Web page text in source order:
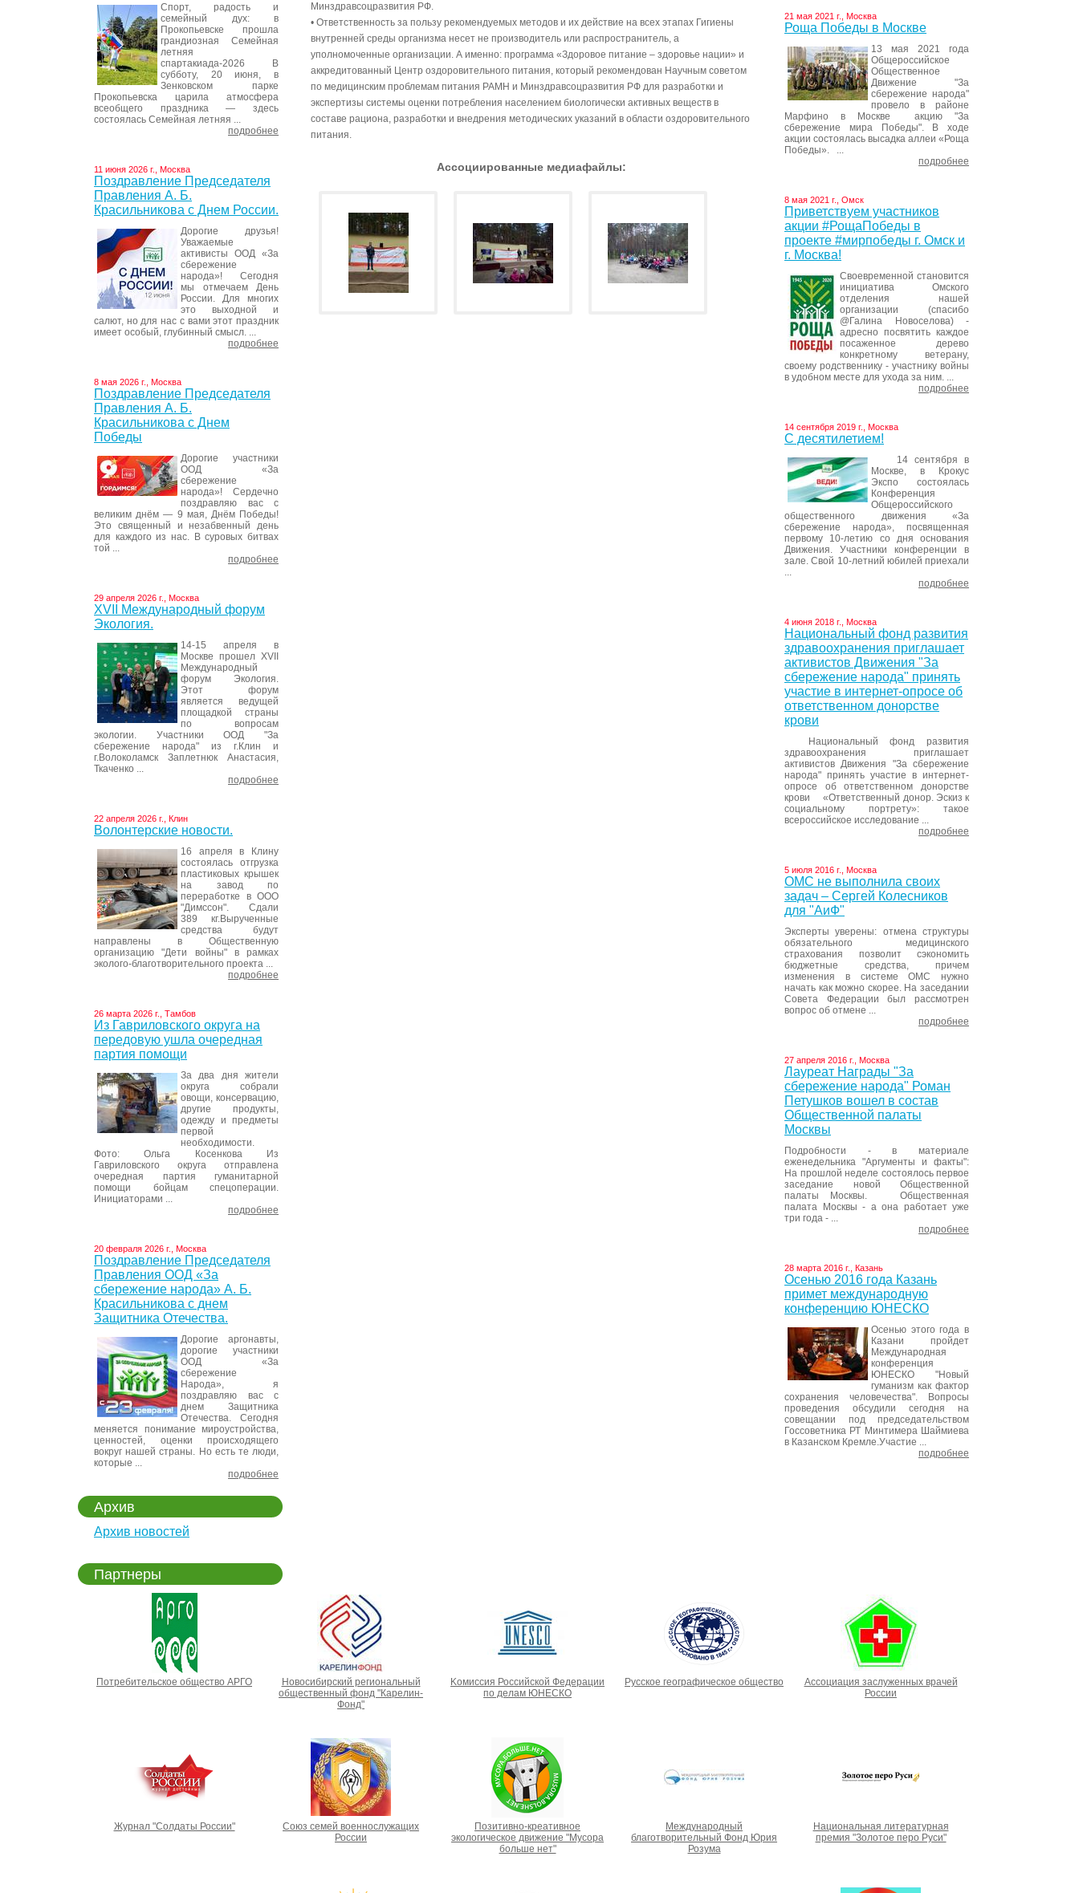
Спорт, радость и
семейный дух: в
Прокопьевске прошла
грандиозная Семейная
летняя
спартакиада-2026 В
субботу, 20 июня, в
Зенковском парке
Прокопьевска царила атмосфера
всеобщего праздника — здесь
состоялась Семейная летняя ...
подробнее
11 июня 2026 г., Москва
Поздравление Председателя
Правления А. Б.
Красильникова с Днем России.
Дорогие друзья!
Уважаемые
активисты ООД «За
сбережение
народа»! Сегодня
мы отмечаем День
России. Для многих
это выходной и
салют, но для нас с вами этот праздник
имеет особый, глубинный смысл. ...
подробнее
8 мая 2026 г., Москва
Поздравление Председателя
Правления А. Б.
Красильникова с Днем
Победы
Дорогие участники
ООД «За
сбережение
народа»! Сердечно
поздравляю вас с
великим днём — 9 мая, Днём Победы!
Это священный и незабвенный день
для каждого из нас. В суровых битвах
той ...
подробнее
29 апреля 2026 г., Москва
XVII Международный форум
Экология.
14-15 апреля в
Москве прошел XVII
Международный
форум Экология.
Этот форум
является ведущей
площадкой страны
по вопросам
экологии. Участники ООД "За
сбережение народа" из г.Клин и
г.Волоколамск Заплетнюк Анастасия,
Ткаченко ...
подробнее
22 апреля 2026 г., Клин
Волонтерские новости.
16 апреля в Клину
состоялась отгрузка
пластиковых крышек
на завод по
переработке в ООО
"Димссон". Сдали
389 кг.Вырученные
средства будут
направлены в Общественную
организацию "Дети войны" в рамках
эколого-благотворительного проекта ...
подробнее
26 марта 2026 г., Тамбов
Из Гавриловского округа на
передовую ушла очередная
партия помощи
За два дня жители
округа собрали
овощи, консервацию,
другие продукты,
одежду и предметы
первой
необходимости.
Фото: Ольга Косенкова Из
Гавриловского округа отправлена
очередная партия гуманитарной
помощи бойцам спецоперации.
Инициаторами ...
подробнее
20 февраля 2026 г., Москва
Поздравление Председателя
Правления ООД «За
сбережение народа» А. Б.
Красильникова с днем
Защитника Отечества.
Дорогие аргонавты,
дорогие участники
ООД «За
сбережение
Народа», я
поздравляю вас с
днем Защитника
Отечества. Сегодня
меняется понимание мироустройства,
ценностей, оценки происходящего
вокруг нашей страны. Но есть те люди,
которые ...
подробнее
Архив
Архив новостей
Минздравсоцразвития РФ.
• Ответственность за пользу рекомендуемых методов и их действие на всех этапах Гигиены
внутренней среды организма несет не производитель или распространитель, а
уполномоченные организации. А именно: программа «Здоровое питание – здоровье нации» и
аккредитованный Центр оздоровительного питания, который рекомендован Научным советом
по медицинским проблемам питания РАМН и Минздравсоцразвития РФ для разработки и
экспертизы системы оценки потребления населением биологически активных веществ в
составе рациона, разработки и внедрения методических указаний в области оздоровительного
питания.
Ассоциированные медиафайлы:
21 мая 2021 г., Москва
Роща Победы в Москве
13 мая 2021 года
Общероссийское
Общественное
Движение "За
сбережение народа"
провело в районе
Марфино в Москве акцию "За
сбережение мира Победы". В ходе
акции состоялась высадка аллеи «Роща
Победы». ...
подробнее
8 мая 2021 г., Омск
Приветствуем участников
акции #РощаПобеды в
проекте #мирпобеды г. Омск и
г. Москва!
Своевременной становится
инициатива Омского
отделения нашей
организации (спасибо
@Галина Новоселова) -
адресно посвятить каждое
посаженное дерево
конкретному ветерану,
своему родственнику - участнику войны
в удобном месте для ухода за ним. ...
подробнее
14 сентября 2019 г., Москва
С десятилетием!
14 сентября в
Москве, в Крокус
Экспо состоялась
Конференция
Общероссийского
общественного движения «За
сбережение народа», посвященная
первому 10-летию со дня основания
Движения. Участники конференции в
зале. Свой 10-летний юбилей приехали
...
подробнее
4 июня 2018 г., Москва
Национальный фонд развития
здравоохранения приглашает
активистов Движения "За
сбережение народа" принять
участие в интернет-опросе об
ответственном донорстве
крови
Национальный фонд развития
здравоохранения приглашает
активистов Движения "За сбережение
народа" принять участие в интернет-
опросе об ответственном донорстве
крови «Ответственный донор. Эскиз к
социальному портрету»: такое
всероссийское исследование ...
подробнее
5 июля 2016 г., Москва
ОМС не выполнила своих
задач – Сергей Колесников
для "АиФ"
Эксперты уверены: отмена структуры
обязательного медицинского
страхования позволит сэкономить
бюджетные средства, причем
изменения в системе ОМС нужно
начать как можно скорее. На заседании
Совета Федерации был рассмотрен
вопрос об отмене ...
подробнее
27 апреля 2016 г., Москва
Лауреат Награды "За
сбережение народа" Роман
Петушков вошел в состав
Общественной палаты
Москвы
Подробности - в материале
еженедельника "Аргументы и факты":
На прошлой неделе состоялось первое
заседание новой Общественной
палаты Москвы. Общественная
палата Москвы - а она работает уже
три года - ...
подробнее
28 марта 2016 г., Казань
Осенью 2016 года Казань
примет международную
конференцию ЮНЕСКО
Осенью этого года в
Казани пройдет
Международная
конференция
ЮНЕСКО "Новый
гуманизм как фактор
сохранения человечества". Вопросы
проведения обсудили сегодня на
совещании под председательством
Госсоветника РТ Минтимера Шаймиева
в Казанском Кремле.Участие ...
подробнее
Партнеры
Потребительское общество АРГО
Новосибирский региональный
общественный фонд "Карелин-
Фонд"
Kомиссия Российской Федерации
по делам ЮНЕСКО
Русское географическое общество
Ассоциация заслуженных врачей
России
Журнал "Солдаты России"
Союз семей военнослужащих
России
Позитивно-креативное
экологическое движение "Мусора
больше нет"
Международный
благотворительный Фонд Юрия
Розума
Национальная литературная
премия "Золотое перо Руси"